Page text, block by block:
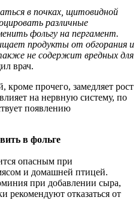
в почках, щитовидной
различные
фольгу на пергамент.
продукты от обгорания и
не содержит вредных для
врач.
кроме прочего, замедляет рост
на нервную систему, по
появлению
в фольге
опасным при
и домашней птицей.
при добавлении сыра,
отказаться от